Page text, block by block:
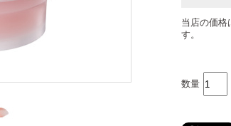
当店の価格
す。
数量